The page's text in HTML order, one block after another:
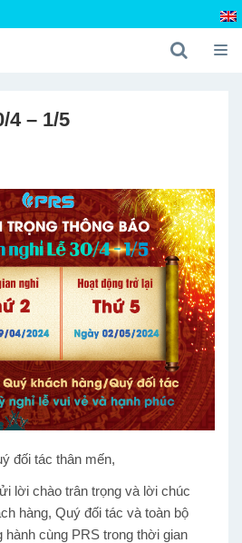
4 – 1/5
đối tác thân mến,
lời chào trân trọng và lời chúc
hàng, Quý đối tác và toàn bộ
hành cùng PRS trong thời gian